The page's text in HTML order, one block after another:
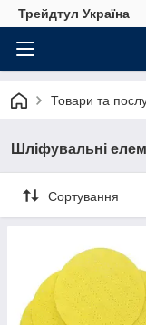
Трейдтул Україна
Товари та
Шліфувальні
Сортування